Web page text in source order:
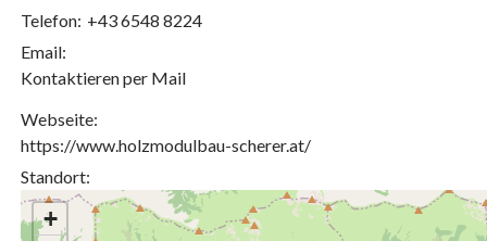
Telefon: +43 6548 8224
Email:
Kontaktieren per Mail
Webseite:
https://www.holzmodulbau-scherer.at/
Standort:
+